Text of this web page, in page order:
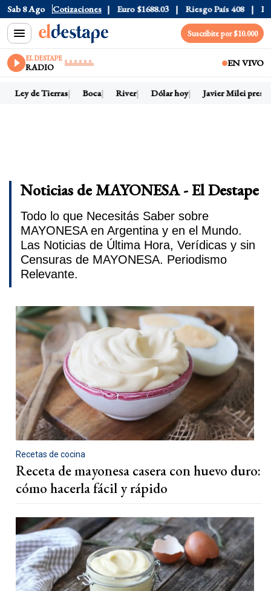
Sab 8 Ago Cotizaciones
Dólar CCL $1580.7 Euro $1688.03 Riesgo País 408
Suscribite por $10.000
EL DESTAPE
RADIO EN VIVO
Ley de Tierras Boca River Dólar hoy Javier Milei
Noticias de MAYONESA - El Destape
Todo lo que Necesitás Saber sobre
MAYONESA en Argentina y en el Mundo.
Las Noticias de Última Hora, Verídicas y sin
Censuras de MAYONESA. Periodismo
Relevante.
Recetas de cocina
Receta de mayonesa casera con huevo duro:
cómo hacerla fácil y rápido